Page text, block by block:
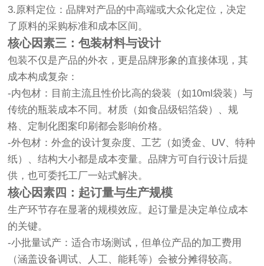
3.原料定位：品牌对产品的中高端或大众化定位，决定
了原料的采购标准和成本区间。
核心因素三：包装材料与设计
包装不仅是产品的外衣，更是品牌形象的直接体现，其
成本构成复杂：
-内包材：目前主流且性价比高的袋装（如10ml袋装）与
传统的瓶装成本不同。材质（如食品级铝箔袋）、规
格、定制化图案印刷都会影响价格。
-外包材：外盒的设计复杂度、工艺（如烫金、UV、特种
纸）、结构大小都是成本变量。品牌方可自行设计后提
供，也可委托工厂一站式解决。
核心因素四：起订量与生产规模
生产环节存在显著的规模效应。起订量是决定单位成本
的关键。
-小批量试产：适合市场测试，但单位产品的加工费用
（涵盖设备调试、人工、能耗等）会被分摊得较高。